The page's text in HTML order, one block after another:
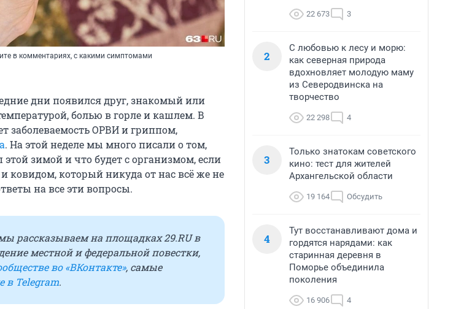
в комментариях, с какими симптомами
дни появился друг, знакомый или
болью в горле и кашлем. В
заболеваемость ОРВИ и гриппом,
. На этой неделе мы много писали о том,
зимой и что будет с организмом, если
ковидом, который никуда от нас всё же не
на все эти вопросы.
рассказываем на площадках 29.RU в
местной и федеральной повестки,
во «ВКонтакте», самые
в Telegram.
22 673 3
2
С любовью к лесу и морю:
как северная природа
вдохновляет молодую маму
из Северодвинска на
творчество
22 298 4
3
Только знатокам советского
кино: тест для жителей
Архангельской области
19 164 Обсудить
4
Тут восстанавливают дома и
гордятся нарядами: как
старинная деревня в
Поморье объединила
поколения
16 906 4